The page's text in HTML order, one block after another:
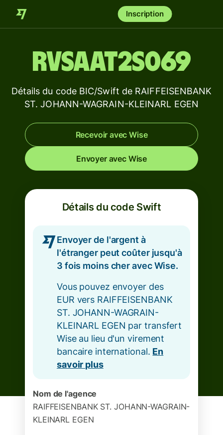
Inscription
RVSAAT2S069
Détails du code BIC/Swift de RAIFFEISENBANK
ST. JOHANN-WAGRAIN-KLEINARL EGEN
Recevoir avec Wise
Envoyer avec Wise
Détails du code Swift
Envoyer de l'argent à
l'étranger peut coûter jusqu'à
3 fois moins cher avec Wise.
Vous pouvez envoyer des
EUR vers RAIFFEISENBANK
ST. JOHANN-WAGRAIN-
KLEINARL EGEN par transfert
Wise au lieu d'un virement
bancaire international. En
savoir plus
Nom de l'agence
RAIFFEISENBANK ST. JOHANN-WAGRAIN-
KLEINARL EGEN